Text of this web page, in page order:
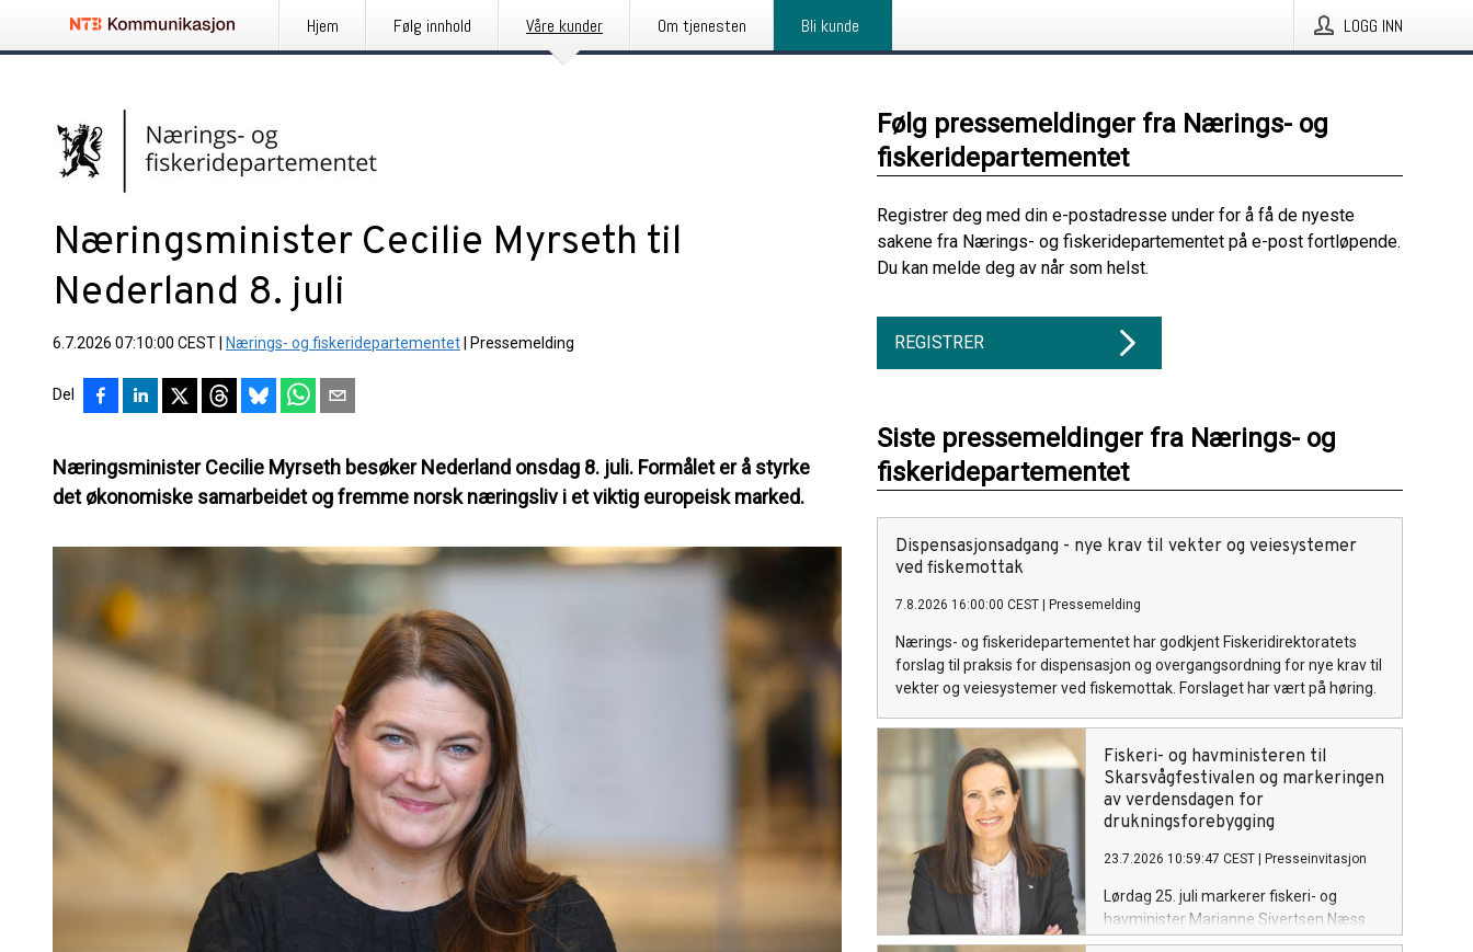
Hjem Følg innhold Våre kunder Om tjenesten Bli kunde LOGG INN
Næringsminister Cecilie Myrseth til
Nederland 8. juli
6.7.2026 07:10:00 CEST Nærings- og fiskeridepartementet Pressemelding
Del
Næringsminister Cecilie Myrseth besøker Nederland onsdag 8. juli. Formålet er å styrke
det økonomiske samarbeidet og fremme norsk næringsliv i et viktig europeisk marked.
Følg pressemeldinger fra Nærings- og
fiskeridepartementet
Registrer deg med din e-postadresse under for å få de nyeste
sakene fra Nærings- og fiskeridepartementet på e-post fortløpende.
Du kan melde deg av når som helst.
REGISTRER
Siste pressemeldinger fra Nærings- og
fiskeridepartementet
Dispensasjonsadgang - nye krav til vekter og veiesystemer
ved fiskemottak
7.8.2026 16:00:00 CEST Pressemelding
Nærings- og fiskeridepartementet har godkjent Fiskeridirektoratets
forslag til praksis for dispensasjon og overgangsordning for nye krav til
vekter og veiesystemer ved fiskemottak. Forslaget har vært på høring.
Fiskeri- og havministeren til
Skarsvågfestivalen og markeringen
av verdensdagen for
drukningsforebygging
23.7.2026 10:59:47 CEST Presseinvitasjon
Lørdag 25. juli markerer fiskeri- og
havminister Marianne Sivertsen Næss
FNs verdensdag for forebygging av